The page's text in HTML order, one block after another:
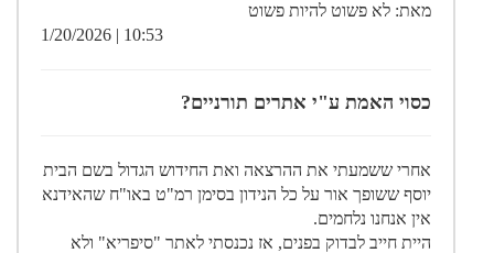
מאת: לא פשוט להיות פשוט
10:53 | 1/20/2026
כסוי האמת ע"י אתרים תורניים?
אחרי ששמעתי את ההרצאה ואת החידוש הגדול בשם הבית
יוסף ששופך אור על כל הנידון בסימן רמ"ט באו"ח שהאידנא
אין אנחנו נלחמים.
היית חייב לבדוק בפנים, אז נכנסתי לאתר "סיפריא" ולא